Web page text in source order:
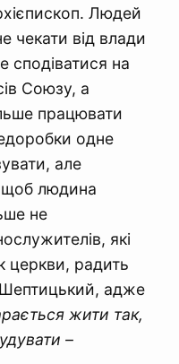
Людей
чекати від влади
сподіватися на
Союзу, а
працювати
одне
але
щоб людина
не
які
церкви, радить
адже
жити так,
–